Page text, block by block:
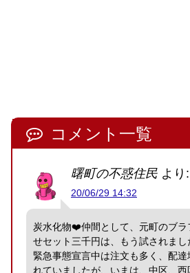
コメント一覧
曙町の不惑住民 より:
20/06/29 14:32
炭水化物❤️仲間として、元町のブラ
せセット三千円は、もう試されまし
緊急事態宣言中は注文も多く、配達
れていましたが、いまは、中区、